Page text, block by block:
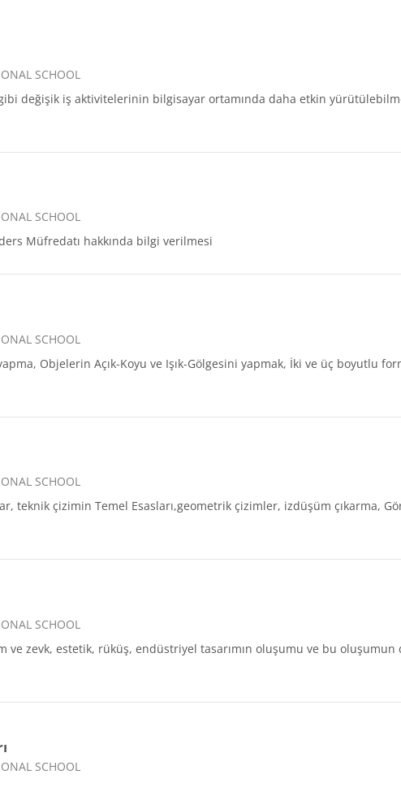
SCHOOL
değişik iş aktivitelerinin bilgisayar ortamında daha etkin
SCHOOL
Müfredatı hakkında bilgi verilmesi
SCHOOL
Objelerin Açık-Koyu ve Işık-Gölgesini yapmak, İki ve üç boyutlu
SCHOOL
çizimin Temel Esasları,geometrik çizimler, izdüşüm çıkarma,
SCHOOL
zevk, estetik, rüküş, endüstriyel tasarımın oluşumu ve bu oluşumun
SCHOOL